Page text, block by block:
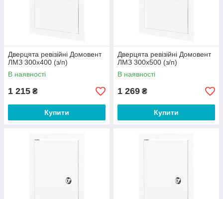
Дверцята ревізійні Домовент
ЛМЗ 300х400 (з/п)
В наявності
1 215 ₴
Купити
Дверцята ревізійні Домовент
ЛМЗ 300х500 (з/п)
В наявності
1 269 ₴
Купити